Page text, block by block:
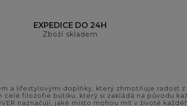
EXPEDICE DO 24H
Zboží skladem
a lifestylovými doplňky, který zhmotňuje radost
filozofie butiku, který si zakládá na původu
naznačují, jaké místo mohou mít v životě